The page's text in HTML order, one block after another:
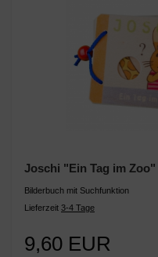
Joschi "Ein Tag im Zoo"
Bilderbuch mit Suchfunktion
Lieferzeit 3-4 Tage
9,60 EUR